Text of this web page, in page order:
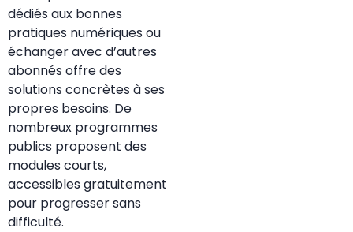
dédiés aux bonnes
pratiques numériques ou
échanger avec d’autres
abonnés offre des
solutions concrètes à ses
propres besoins. De
nombreux programmes
publics proposent des
modules courts,
accessibles gratuitement
pour progresser sans
difficulté.